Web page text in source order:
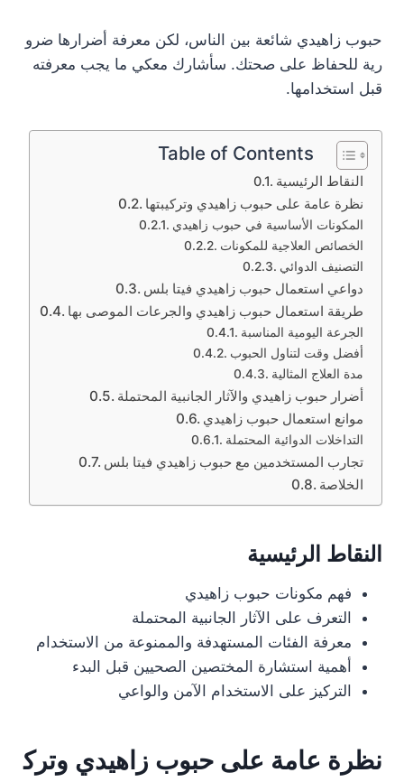
حبوب زاهيدي شائعة بين الناس، لكن معرفة أضرارها ضرو
رية للحفاظ على صحتك. سأشارك معكي ما يجب معرفته
قبل استخدامها.
Table of Contents
النقاط الرئيسية
نظرة عامة على حبوب زاهيدي وتركيبتها
المكونات الأساسية في حبوب زاهيدي
الخصائص العلاجية للمكونات
التصنيف الدوائي
دواعي استعمال حبوب زاهيدي فيتا بلس
طريقة استعمال حبوب زاهيدي والجرعات الموصى بها
الجرعة اليومية المناسبة
أفضل وقت لتناول الحبوب
مدة العلاج المثالية
أضرار حبوب زاهيدي والآثار الجانبية المحتملة
موانع استعمال حبوب زاهيدي
التداخلات الدوائية المحتملة
تجارب المستخدمين مع حبوب زاهيدي فيتا بلس
الخلاصة
النقاط الرئيسية
فهم مكونات حبوب زاهيدي
التعرف على الآثار الجانبية المحتملة
معرفة الفئات المستهدفة والممنوعة من الاستخدام
أهمية استشارة المختصين الصحيين قبل البدء
التركيز على الاستخدام الآمن والواعي
نظرة عامة على حبوب زاهيدي وترك